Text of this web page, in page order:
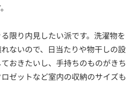
限り内見したい派です。洗濯物を
ないので、日当たりや物干しの設
おきたいし、手持ちのものがきち
ゼットなど室内の収納のサイズも